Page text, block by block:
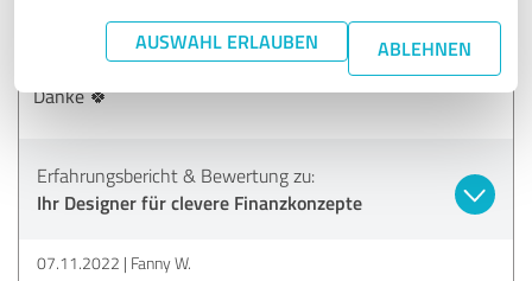
AUSWAHL ERLAUBEN ABLEHNEN
Empfehlung
Immer wieder gerne, in 4. Generation zufriedener Kunde.
Danke 🍀
Erfahrungsbericht & Bewertung zu:
Ihr Designer für clevere Finanzkonzepte
07.11.2022 Fanny W.